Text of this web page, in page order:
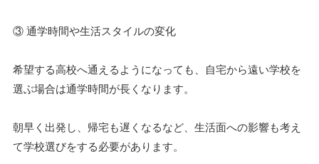
③ 通学時間や生活スタイルの変化
希望する高校へ通えるようになっても、自宅から遠い学校を
選ぶ場合は通学時間が長くなります。
朝早く出発し、帰宅も遅くなるなど、生活面への影響も考え
て学校選びをする必要があります。